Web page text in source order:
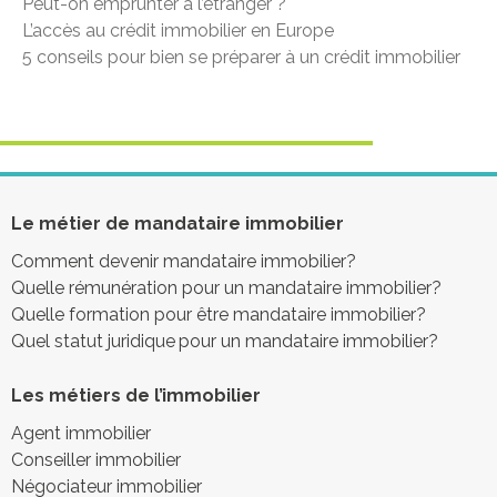
L’accès au crédit immobilier en Europe
5 conseils pour bien se préparer à un crédit immobilier
Le métier de mandataire immobilier
Comment devenir mandataire immobilier?
Quelle rémunération pour un mandataire immobilier?
Quelle formation pour être mandataire immobilier?
Quel statut juridique pour un mandataire immobilier?
Les métiers de l’immobilier
Agent immobilier
Conseiller immobilier
Négociateur immobilier